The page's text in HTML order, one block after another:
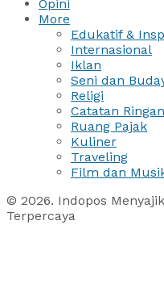
Opini
More
Edukatif &
Internasional
Iklan
Seni dan
Religi
Catatan Ringan
Ruang Pajak
Kuliner
Traveling
Film dan
© 2026. Indopos
Terpercaya